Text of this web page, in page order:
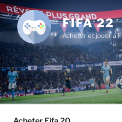
Aller
au
contenu
principal
FIFA 22
Acheter et jouer à